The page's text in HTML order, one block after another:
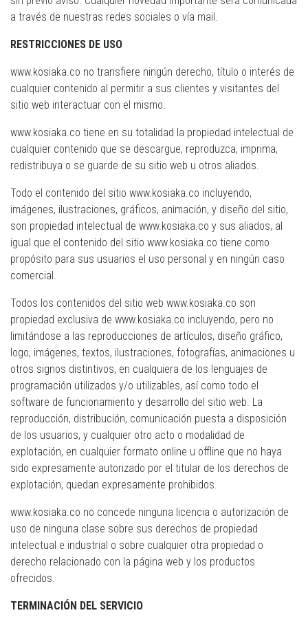
a través de nuestras redes sociales o vía mail.
RESTRICCIONES DE USO
www.kosiaka.co no transfiere ningún derecho, título o interés de
cualquier contenido al permitir a sus clientes y visitantes del
sitio web interactuar con el mismo.
www.kosiaka.co tiene en su totalidad la propiedad intelectual de
cualquier contenido que se descargue, reproduzca, imprima,
redistribuya o se guarde de su sitio web u otros aliados.
Todo el contenido del sitio www.kosiaka.co incluyendo,
imágenes, ilustraciones, gráficos, animación, y diseño del sitio,
son propiedad intelectual de www.kosiaka.co y sus aliados, al
igual que el contenido del sitio www.kosiaka.co tiene como
propósito para sus usuarios el uso personal y en ningún caso
comercial.
Todos los contenidos del sitio web www.kosiaka.co son
propiedad exclusiva de www.kosiaka.co incluyendo, pero no
limitándose a las reproducciones de artículos, diseño gráfico,
logo, imágenes, textos, ilustraciones, fotografías, animaciones u
otros signos distintivos, en cualquiera de los lenguajes de
programación utilizados y/o utilizables, así como todo el
software de funcionamiento y desarrollo del sitio web. La
reproducción, distribución, comunicación puesta a disposición
de los usuarios, y cualquier otro acto o modalidad de
explotación, en cualquier formato online u offline que no haya
sido expresamente autorizado por el titular de los derechos de
explotación, quedan expresamente prohibidos.
www.kosiaka.co no concede ninguna licencia o autorización de
uso de ninguna clase sobre sus derechos de propiedad
intelectual e industrial o sobre cualquier otra propiedad o
derecho relacionado con la página web y los productos
ofrecidos.
TERMINACIÓN DEL SERVICIO